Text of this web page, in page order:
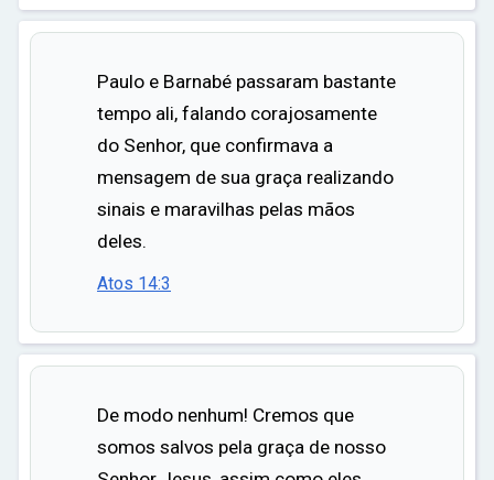
Paulo e Barnabé passaram bastante
tempo ali, falando corajosamente
do Senhor, que confirmava a
mensagem de sua graça realizando
sinais e maravilhas pelas mãos
deles.
Atos 14:3
De modo nenhum! Cremos que
somos salvos pela graça de nosso